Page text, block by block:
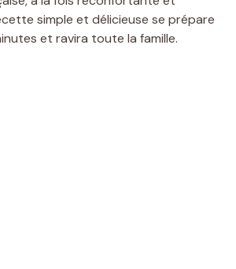
simple et délicieuse se prépare
et ravira toute la famille.